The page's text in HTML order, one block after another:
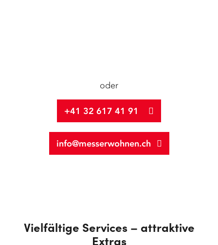
oder
+41 32 617 41 91
info@messerwohnen.ch
Vielfältige Services – attraktive
Extras